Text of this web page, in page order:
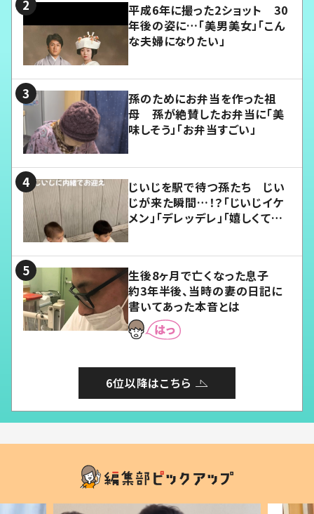
平成6年に撮った2ショット 30
年後の姿に…「美男美女」「こん
な夫婦になりたい」
孫のためにお弁当を作った祖
母 孫が絶賛したお弁当に「美
味しそう」「お弁当すごい」
じいじを駅で待つ孫たち じい
じが来た瞬間…！？「じいじイケ
メン」「デレッデレ」「嬉しくて可
生後8ヶ月で亡くなった息子
約3年半後、当時の妻の日記に
書いてあった本音とは
6位以降はこちら